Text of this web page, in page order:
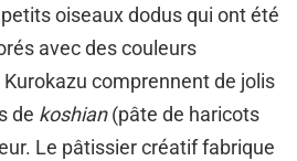
oiseaux dodus qui ont été
avec des couleurs
comprennent de jolis
de koshian(pâte de haricots
Le pâtissier créatif fabrique